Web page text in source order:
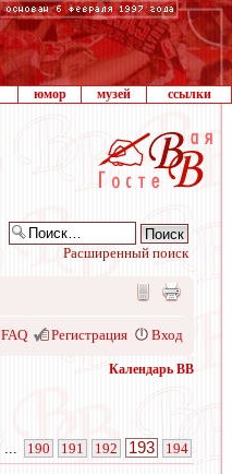
юмор музей ссылки
Расширенный поиск
FAQ Регистрация Вход
Календарь ВВ
190 191 192 193 194